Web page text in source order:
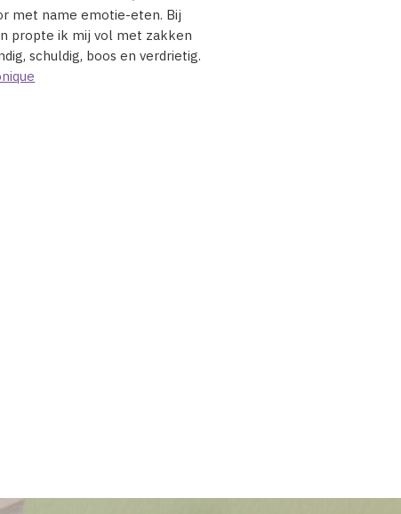
met name emotie-eten. Bij
propte ik mij vol met zakken
schuldig, boos en verdrietig.